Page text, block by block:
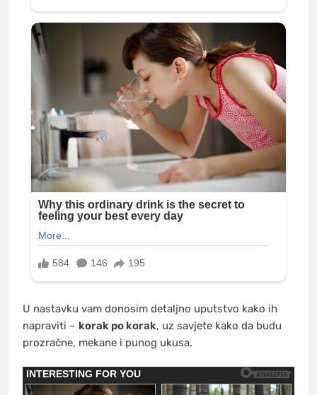
U nastavku vam donosim detaljno uputstvo kako ih
napraviti – korak po korak, uz savjete kako da budu
prozračne, mekane i punog ukusa.